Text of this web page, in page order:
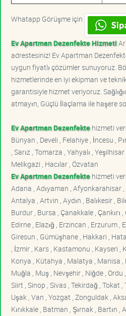
Whatapp Görüşme için
Ev Apartman Dezenfekte Hizmeti
adrestesiniz! Ev Apartman
uygun fiyatlı çözümler sunuyoruz.
hizmetlerinde en iyi ekipman ve
garantisiyle hizmet veriyoruz.
atmayın, Güçlü İlaçlama ile haşere
Ev Apartman Dezenfektehizmeti
Bünyan , Develi , Felahiye , İncesu ,
, Sarız , Tomarza , Yahyalı ,
Melikgazi , Hacılar , Özvatan
Ev Apartman Dezenfektehizmeti
Adana , Adıyaman , Afyonkarahisar ,
Antalya , Artvin , Aydın , Balıkesir ,
Burdur , Bursa , Çanakkale , Çankırı ,
Edirne , Elazığ , Erzincan , Erzurum ,
Giresun , Gümüşhane , Hakkari ,
, İzmir , Kars , Kastamonu , Kayseri ,
Konya , Kütahya , Malatya , Manisa ,
Muğla , Muş , Nevşehir , Niğde , Ordu
Siirt , Sinop , Sivas , Tekirdağ , Tokat ,
Uşak , Van , Yozgat , Zonguldak ,
Kırıkkale , Batman , Şırnak , Bartın ,